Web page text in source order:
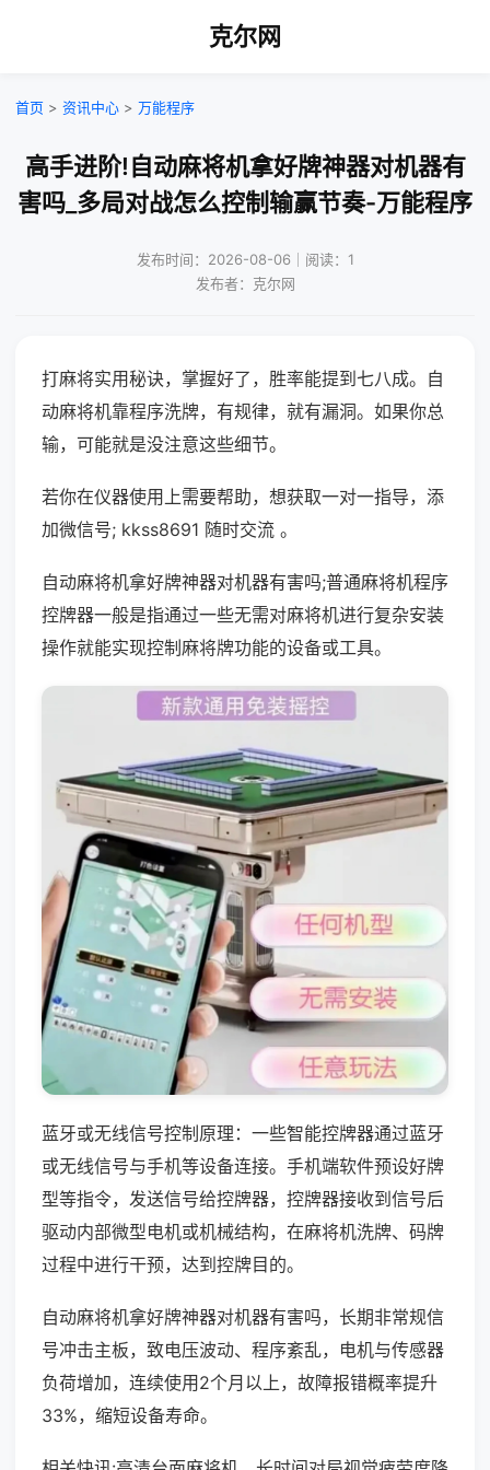
克尔网
首页 > 资讯中心 > 万能程序
高手进阶!自动麻将机拿好牌神器对机器有
害吗_多局对战怎么控制输赢节奏-万能程序
发布时间：2026-08-06｜阅读：1
发布者：克尔网
打麻将实用秘诀，掌握好了，胜率能提到七八成。自
动麻将机靠程序洗牌，有规律，就有漏洞。如果你总
输，可能就是没注意这些细节。
若你在仪器使用上需要帮助，想获取一对一指导，添
加微信号; kkss8691 随时交流 。
自动麻将机拿好牌神器对机器有害吗;普通麻将机程序
控牌器一般是指通过一些无需对麻将机进行复杂安装
操作就能实现控制麻将牌功能的设备或工具。
蓝牙或无线信号控制原理：一些智能控牌器通过蓝牙
或无线信号与手机等设备连接。手机端软件预设好牌
型等指令，发送信号给控牌器，控牌器接收到信号后
驱动内部微型电机或机械结构，在麻将机洗牌、码牌
过程中进行干预，达到控牌目的。
自动麻将机拿好牌神器对机器有害吗，长期非常规信
号冲击主板，致电压波动、程序紊乱，电机与传感器
负荷增加，连续使用2个月以上，故障报错概率提升
33%，缩短设备寿命。